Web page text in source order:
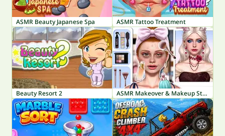
ASMR Beauty Japanese Spa ASMR Tattoo Treatment
Beauty Resort 2 ASMR Makeover & Makeup Studio